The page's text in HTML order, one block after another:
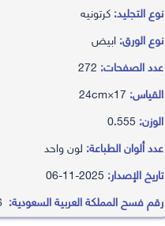
نوع التجليد:كرتونيه
نوع الورق:ابيض
عدد الصفحات:
القياس:
الوزن:
عدد ألوان الطباعة: لون واحد
تاريخ الإصدار:
رقم فسح المملكة العربية السعودية: